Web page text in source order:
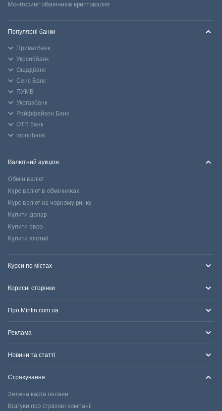
Моніторинг обмінників криптовалют
Популярні банки
Приватбанк
Укрсиббанк
Ощадбанк
Сенс Банк
ПУМБ
Укргазбанк
Райффайзен Банк
ОТП банк
monobank
Валютний аукціон
Обмін валют
Курс валют в обмінниках
Курс валют на чорному ринку
Купити долар
Купити євро
Купити злотий
Курси по містах
Корисні сторінки
Про Minfin.com.ua
Реклама
Новини та статті
Страхування
Зелена карта онлайн
Відгуки про страхові компанії